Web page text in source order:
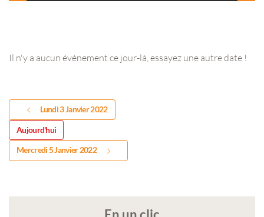
Il n'y a aucun évènement ce jour-là, essayez une autre date !
Lundi 3 Janvier 2022
Aujourd'hui
Mercredi 5 Janvier 2022